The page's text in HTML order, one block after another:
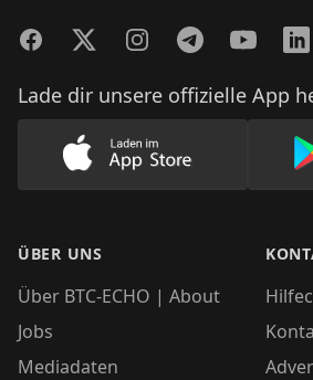
FacebookTwitterInstagramTelegramYouTube
Lade dir unsere offizielle App
Lade unsere App im
ÜBER UNS
Über BTC-ECHO | About
Jobs
Mediadaten